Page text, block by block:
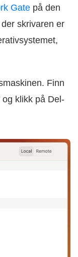
Gate på den
skrivaren er
Finn
klikk på Del-